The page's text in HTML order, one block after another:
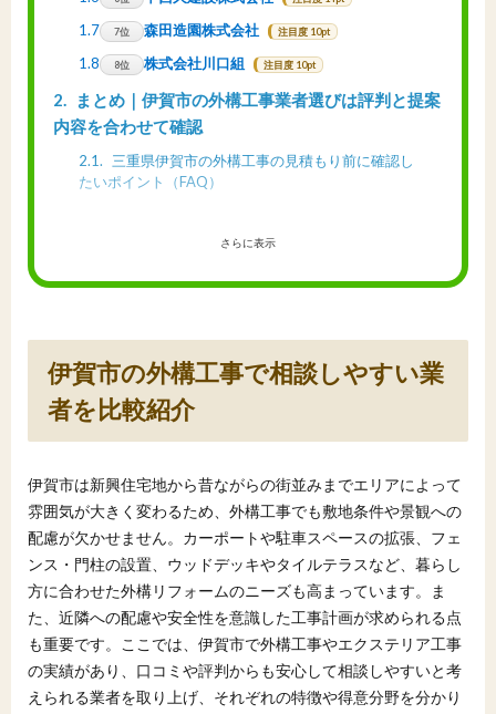
1.7 7位 森田造園株式会社 注目度 10pt
1.8 8位 株式会社川口組 注目度 10pt
2
まとめ｜伊賀市の外構工事業者選びは評判と提案
内容を合わせて確認
2.1
三重県伊賀市の外構工事の見積もり前に確認し
たいポイント（FAQ）
さらに表示
伊賀市の外構工事で相談しやすい業
者を比較紹介
伊賀市は新興住宅地から昔ながらの街並みまでエリアによって
雰囲気が大きく変わるため、外構工事でも敷地条件や景観への
配慮が欠かせません。カーポートや駐車スペースの拡張、フェ
ンス・門柱の設置、ウッドデッキやタイルテラスなど、暮らし
方に合わせた外構リフォームのニーズも高まっています。ま
た、近隣への配慮や安全性を意識した工事計画が求められる点
も重要です。ここでは、伊賀市で外構工事やエクステリア工事
の実績があり、口コミや評判からも安心して相談しやすいと考
えられる業者を取り上げ、それぞれの特徴や得意分野を分かり